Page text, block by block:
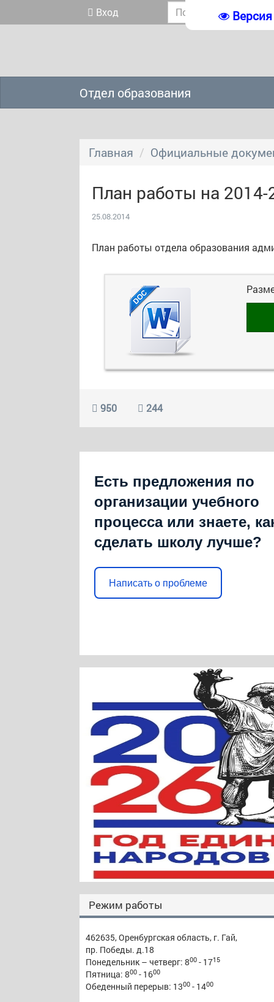
Вход
Отдел образования
Главная Официальные
План работы на
25.08.2014
План работы отдела образования
950 244
Есть предложения по
организации учебного
процесса или знаете,
сделать школу лучше?
Написать о проблеме
Режим работы
462635, Оренбургская область, г. Гай,
пр. Победы. д.18
Понедельник – четверг: 800 - 1715
Пятница: 800 - 1600
Обеденный перерыв: 1300 - 1400